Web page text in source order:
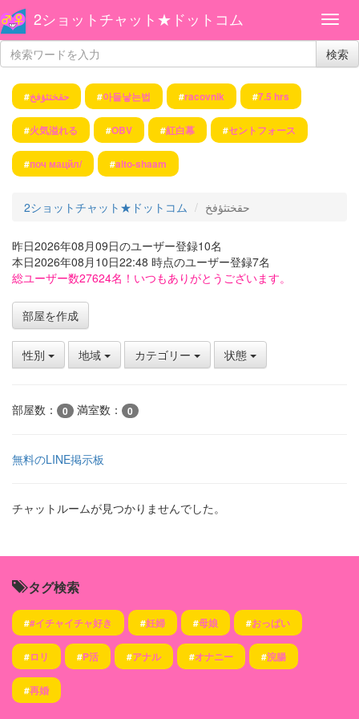
2ショットチャット★ドットコム
検索
#حقختثؤفخ #아들낳는법 #racovnik #7.5 hrs
#火気溢れる #OBV #紅白幕 #セントフォース
#поч мацйл/ #alto-shaam
2ショットチャット★ドットコム حقختثؤفخ
昨日2026年08月09日のユーザー登録10名
本日2026年08月10日22:48 時点のユーザー登録7名
総ユーザー数27624名！いつもありがとうございます。
部屋を作成
性別 地域 カテゴリー 状態
部屋数： 0 満室数： 0
無料のLINE掲示板
チャットルームが見つかりませんでした。
タグ検索
##イチャイチャ好き #妊婦 #母娘 #おっぱい
#ロリ #P活 #アナル #オナニー #浣腸
#再婚